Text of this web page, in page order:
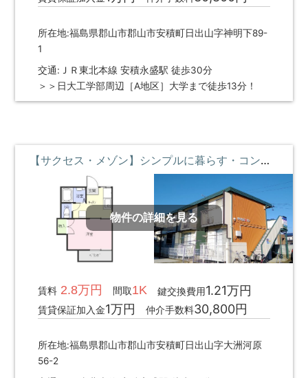
所在地:福島県郡山市郡山市安積町日出山字神明下89-
1
交通:ＪＲ東北本線 安積永盛駅 徒歩30分
＞＞日大工学部周辺［A地区］大学まで徒歩13分！
【サクセス・メゾン】シンプルに暮らす・コンビニとスーパーの近くに暮らす ②階 **即入居募集中**
物件の詳細を見る
賃料2.8万円 間取1K 鍵交換費用1.21万円
賃貸保証加入金1万円 仲介手数料30,800円
所在地:福島県郡山市郡山市安積町日出山字大洲河原
56-2